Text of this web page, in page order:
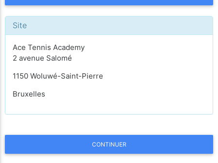
Site
Ace Tennis Academy
2 avenue Salomé
1150 Woluwé-Saint-Pierre
Bruxelles
CONTINUER